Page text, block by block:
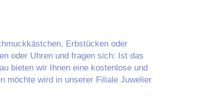
Erbstücken oder
oder Uhren und fragen sich: Ist das
bieten wir Ihnen eine kostenlose und
möchte wird in unserer Filiale Juwelier